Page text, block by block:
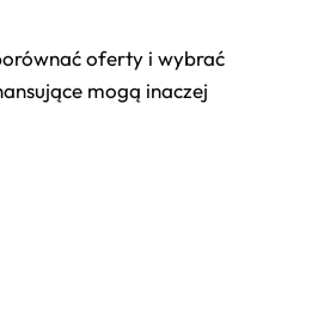
oferty i wybrać
mogą inaczej